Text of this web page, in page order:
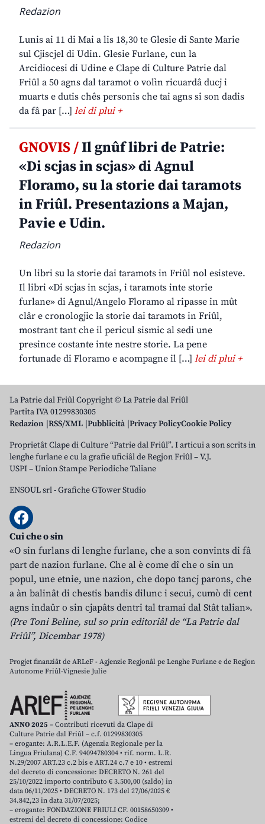
Redazion
Lunis ai 11 di Mai a lis 18,30 te Glesie di Sante Marie
sul Cjiscjel di Udin. Glesie Furlane, cun la
Arcidiocesi di Udine e Clape di Culture Patrie dal
Friûl a 50 agns dal taramot o volìn ricuardâ ducj i
muarts e dutis chês personis che tai agns si son dadis
da fâ par […] lei di plui +
GNOVIS /Il gnûf libri de Patrie:
«Di scjas in scjas» di Agnul
Floramo, su la storie dai taramots
in Friûl. Presentazions a Majan,
Pavie e Udin.
Redazion
Un libri su la storie dai taramots in Friûl nol esisteve.
Il libri «Di scjas in scjas, i taramots inte storie
furlane» di Agnul/Angelo Floramo al ripasse in mût
clâr e cronologjic la storie dai taramots in Friûl,
mostrant tant che il pericul sismic al sedi une
presince costante inte nestre storie. La pene
fortunade di Floramo e acompagne il […] lei di plui +
La Patrie dal Friûl Copyright © La Patrie dal Friûl
Partita IVA 01299830305
Redazion RSS/XML Pubblicità Privacy PolicyCookie Policy
Proprietât Clape di Culture “Patrie dal Friûl”. I articui a son scrits in
lenghe furlane e cu la grafie uficiâl de Regjon Friûl – V.J.
USPI – Union Stampe Periodiche Taliane
ENSOUL srl-Grafiche GTower Studio
Cui che o sin
«O sin furlans di lenghe furlane, che a son convints di fâ
part de nazion furlane. Che al è come dî che o sin un
popul, une etnie, une nazion, che dopo tancj parons, che
a àn balinât di chestis bandis dilunc i secui, cumò di cent
agns indaûr o sin cjapâts dentri tal tramai dal Stât talian».
(Pre Toni Beline, sul so prin editoriâl de “La Patrie dal
Friûl”, Dicembar 1978)
Progjet finanziât de ARLeF - Agjenzie Regjonâl pe Lenghe Furlane e de Regjon
Autonome Friûl-Vignesie Julie
ANNO 2025 – Contributi ricevuti da Clape di
Culture Patrie dal Friûl – c.f. 01299830305
– erogante: A.R.L.E.F. (Agenzia Regionale per la
Lingua Friulana) C.F. 94094780304 • rif. norm. L.R.
N.29/2007 ART.23 c.2 bis e ART.24 c.7 e 10 • estremi
del decreto di concessione: DECRETO N. 261 del
25/10/2022 importo contributo € 3.500,00 (saldo) in
data 06/11/2025 • DECRETO N. 173 del 27/06/2025 €
34.842,23 in data 31/07/2025;
– erogante: FONDAZIONE FRIULI CF. 00158650309 •
estremi del decreto di concessione: Codice